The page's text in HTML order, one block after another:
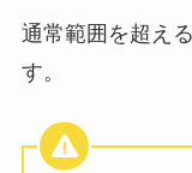
通常範囲を超え
す。